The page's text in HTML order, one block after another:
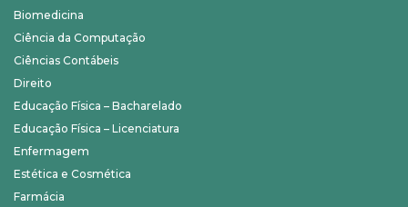
Biomedicina
Ciência da Computação
Ciências Contábeis
Direito
Educação Física – Bacharelado
Educação Física – Licenciatura
Enfermagem
Estética e Cosmética
Farmácia